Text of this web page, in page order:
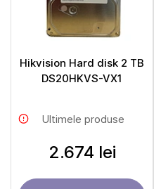
Hikvision Hard disk 2 TB
DS20HKVS-VX1
Ultimele produse
2.674 lei